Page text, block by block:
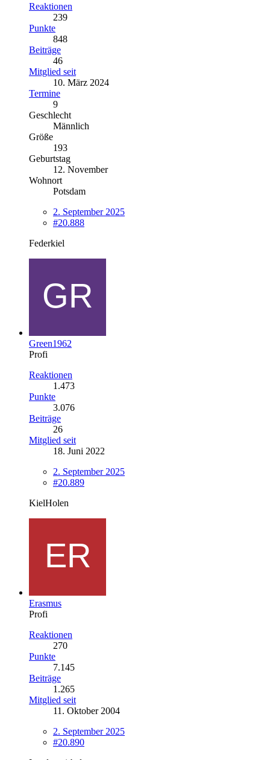
Reaktionen
239
Punkte
848
Beiträge
46
Mitglied seit
10. März 2024
Termine
9
Geschlecht
Männlich
Größe
193
Geburtstag
12. November
Wohnort
Potsdam
2. September 2025
#20.888
Federkiel
Green1962
Profi
Reaktionen
1.473
Punkte
3.076
Beiträge
26
Mitglied seit
18. Juni 2022
2. September 2025
#20.889
KielHolen
Erasmus
Profi
Reaktionen
270
Punkte
7.145
Beiträge
1.265
Mitglied seit
11. Oktober 2004
2. September 2025
#20.890